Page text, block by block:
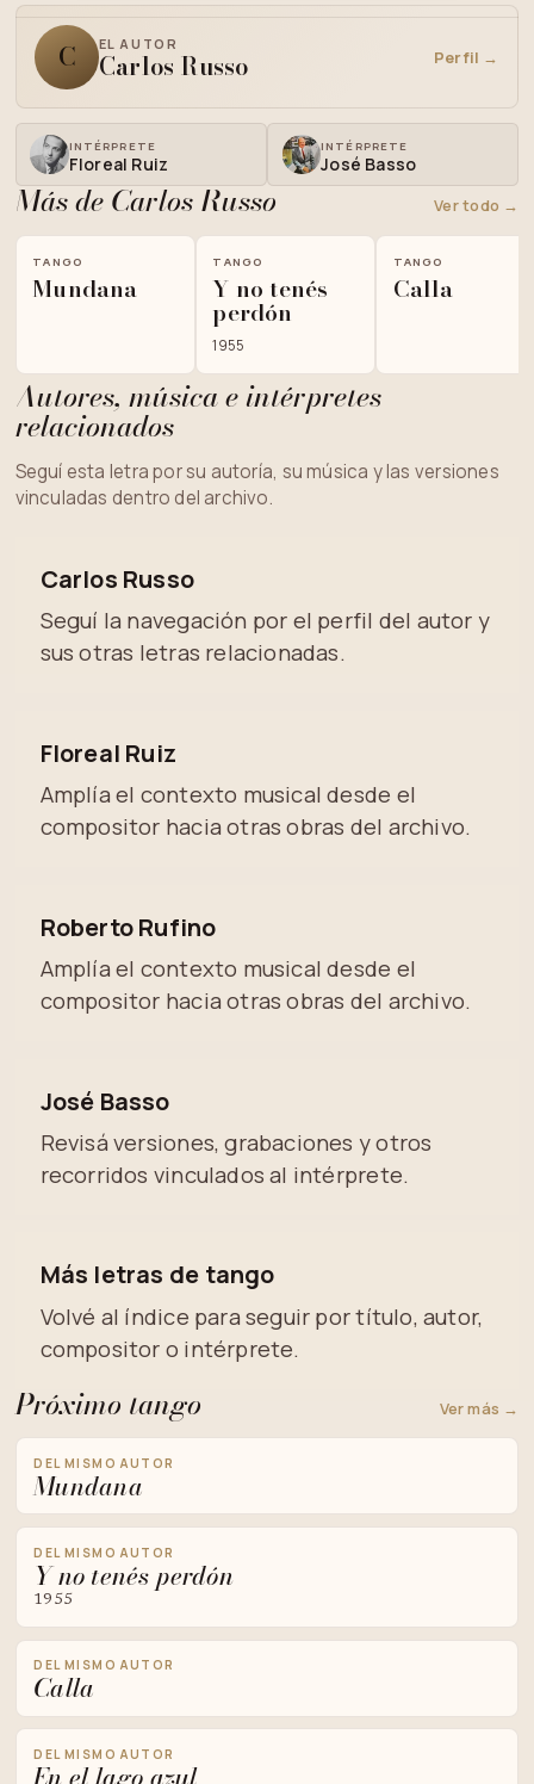
C EL AUTOR
Carlos Russo Perfil →
INTÉRPRETE
Floreal Ruiz
INTÉRPRETE
José Basso
Más de Carlos Russo Ver todo →
TANGO
Mundana
TANGO
Y no tenés
perdón
1955
TANGO
Calla
Autores, música e intérpretes
relacionados
Seguí esta letra por su autoría, su música y las versiones
vinculadas dentro del archivo.
Carlos Russo
Seguí la navegación por el perfil del autor y
sus otras letras relacionadas.
Floreal Ruiz
Amplía el contexto musical desde el
compositor hacia otras obras del archivo.
Roberto Rufino
Amplía el contexto musical desde el
compositor hacia otras obras del archivo.
José Basso
Revisá versiones, grabaciones y otros
recorridos vinculados al intérprete.
Más letras de tango
Volvé al índice para seguir por título, autor,
compositor o intérprete.
Próximo tango Ver más →
DEL MISMO AUTOR
Mundana
DEL MISMO AUTOR
Y no tenés perdón
1955
DEL MISMO AUTOR
Calla
DEL MISMO AUTOR